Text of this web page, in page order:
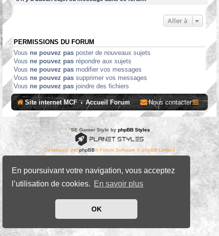
En poursuivant votre navigation, vous acceptez
l’utilisation de cookies. En savoir plus
OK
Aller à
PERMISSIONS DU FORUM
Vous ne pouvez pas poster de nouveaux sujets
Vous ne pouvez pas répondre aux sujets
Vous ne pouvez pas modifier vos messages
Vous ne pouvez pas supprimer vos messages
Vous ne pouvez pas joindre des fichiers
Site internet MCF Accueil Forum Nous contacter
*SE Gamer Style by phpBB Styles
Développé parphpBB® Forum Software © phpBB Limited
Confidentialité|